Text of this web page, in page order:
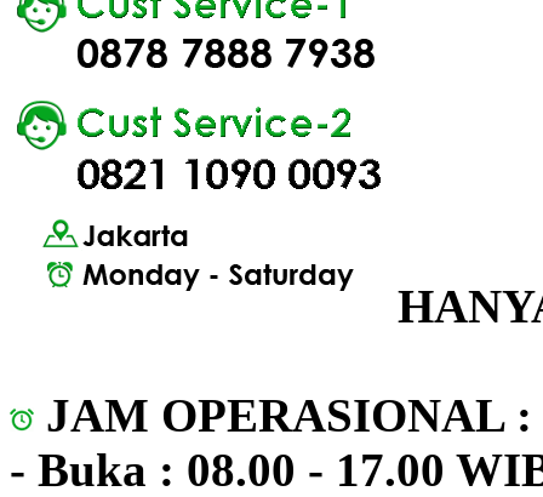
JAM OPERASIONAL :
- Buka : 08.00 - 17.00